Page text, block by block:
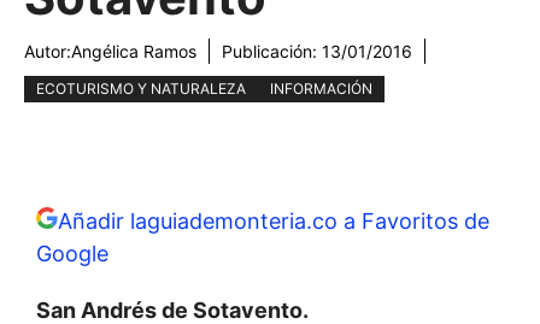
Autor:Angélica Ramos Publicación: 13/01/2016
ECOTURISMO Y NATURALEZA INFORMACIÓN
Añadir laguiademonteria.co a Favoritos de
Google
San Andrés de Sotavento.